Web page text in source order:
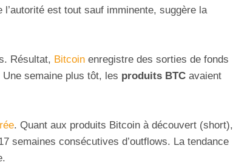
l’autorité est tout sauf imminente, suggère la
Résultat, Bitcoin enregistre des sorties de fonds
semaine plus tôt, les produits BTC avaient
. Quant aux produits Bitcoin à découvert (short),
semaines consécutives d’outflows. La tendance